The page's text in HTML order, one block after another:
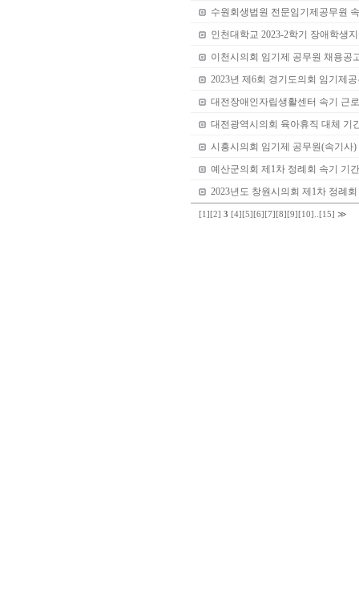
수원회생법원 전문임기제공무원
인천대학교 2023-2학기 장애학생
이천시의회 임기제 공무원 채용공
2023년 제6회 경기도의회 임기제
대전장애인자립생활센터 속기 근
대전광역시의회 육아휴직 대체 기
시흥시의회 임기제 공무원(속기사)
예산군의회 제1차 정례회 속기 기
2023년도 창원시의회 제1차 정례
[1] [2] 3 [4] [5] [6] [7] [8] [9] [10] [15] ≫